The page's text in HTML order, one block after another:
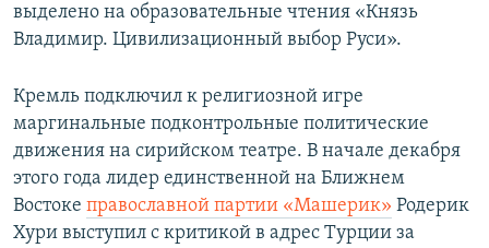
выделено на образовательные чтения «Князь
Владимир. Цивилизационный выбор Руси».
Кремль подключил к религиозной игре
маргинальные подконтрольные политические
движения на сирийском театре. В начале декабря
этого года лидер единственной на Ближнем
Востоке православной партии «Машерик» Родерик
Хури выступил с критикой в адрес Турции за